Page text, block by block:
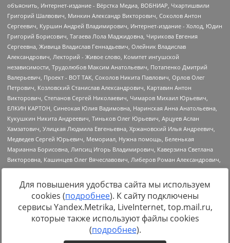
https://minjust.gov.ru/uploaded/files/reestr-
inostrannyih-agentov-22-03-2024.pdfданные на22.03.2024
Для повышения удобства сайта мы используем
cookies (подробнее). К сайту подключены
сервисы Yandex.Metrika, LiveInternet, top.mail.ru,
которые также используют файлы cookies
(подробнее).